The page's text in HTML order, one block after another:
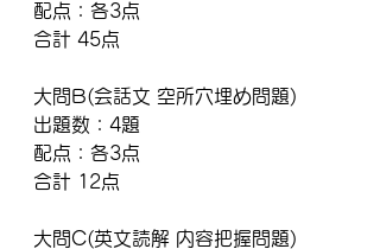
配点：各3点
合計 45点
大問B(会話文 空所穴埋め問題)
出題数：4題
配点：各3点
合計 12点
大問C(英文読解 内容把握問題)